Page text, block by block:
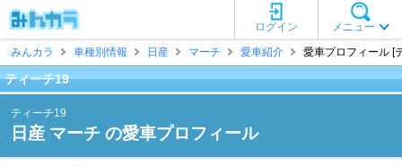
メニュー
ログイン
みんカラ
車種別情報 日産 マーチ 愛車紹介 愛車プロフィール [
ティーチ19
ティーチ19
日産 マーチ の愛車プロフィール